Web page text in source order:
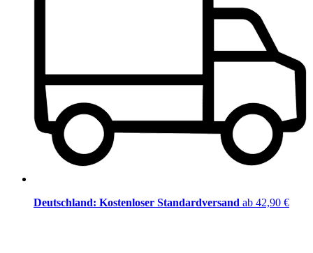
Deutschland: Kostenloser Standardversand ab 42,90 €